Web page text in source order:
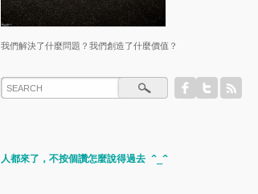
我們解決了什麼問題？我們創造了什麼價值？
人都來了，不按個讚怎麼說得過去 ^_^